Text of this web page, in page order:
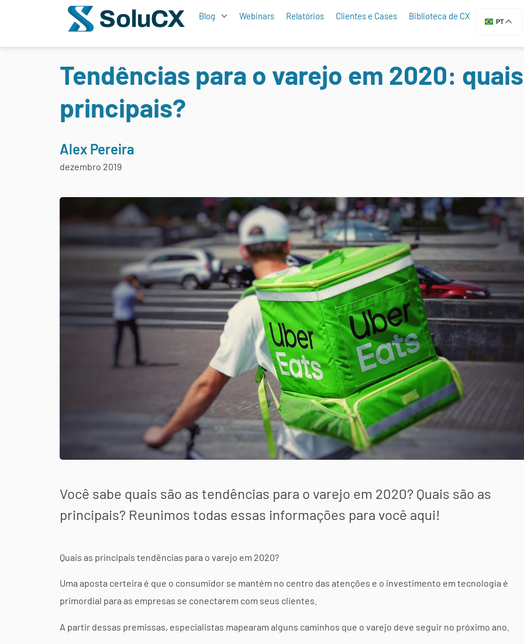
Blog Webinars Relatórios Clientes e Cases Biblioteca de CX
PT
Tendências para o varejo em 2020:
principais?
Alex Pereira
dezembro 2019
Você sabe quais são as tendências para o varejo em 2020? Quais são as
principais? Reunimos todas essas informações para você aqui!
Quais as principais tendências para o varejo em 2020?
Uma aposta certeira é que o consumidor se mantém no centro das atenções e o investimento em tecnologia é
primordial para as empresas se conectarem com seus clientes.
A partir dessas premissas, especialistas mapearam alguns caminhos que o varejo deve seguir no próximo ano.